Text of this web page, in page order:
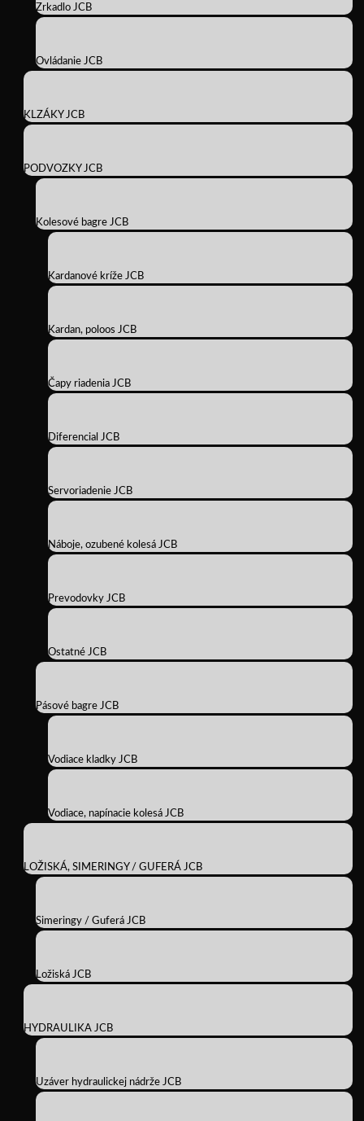
Zrkadlo JCB
Ovládanie JCB
KLZÁKY JCB
PODVOZKY JCB
Kolesové bagre JCB
Kardanové kríže JCB
Kardan, poloos JCB
Čapy riadenia JCB
Diferencial JCB
Servoriadenie JCB
Náboje, ozubené kolesá JCB
Prevodovky JCB
Ostatné JCB
Pásové bagre JCB
Vodiace kladky JCB
Vodiace, napínacie kolesá JCB
LOŽISKÁ, SIMERINGY / GUFERÁ JCB
Simeringy / Guferá JCB
Ložiská JCB
HYDRAULIKA JCB
Uzáver hydraulickej nádrže JCB